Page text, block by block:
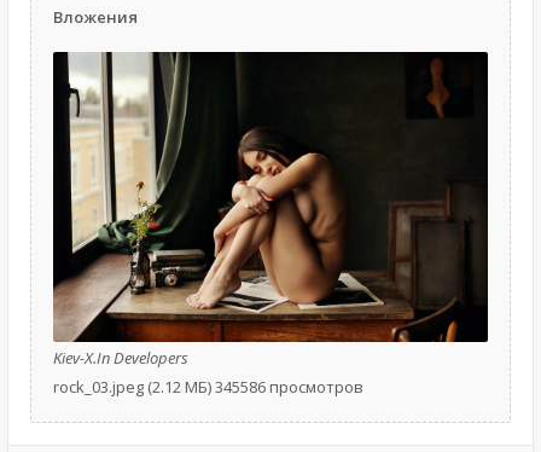
Вложения
Kiev-X.In Developers
rock_03.jpeg (2.12 МБ) 345586 просмотров